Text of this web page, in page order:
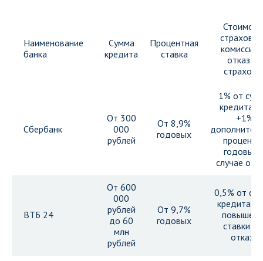
Наименование
банка
Сумма
кредита
Процентная
ставка
комиссия
отказ от
Сбербанк
От 300
000
рублей
От 8,9%
годовых
1% от
кредита
+1%
годовых
случае
ВТБ 24
От 600
000
рублей
до 60
млн
рублей
От 9,7%
годовых
0,5% от
кредита и
ставки
отказе